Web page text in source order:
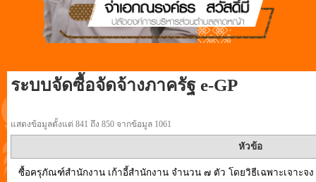
ระบบจัดซื้อจัดจ้างภาครัฐ e-GP
แสดงข้อมูลตั้งแต่ 841 ถึง 850 จากข้อมูล 1061
หัวข้อ
ซื้อครุภัณฑ์สำนักงาน เก้าอี้สำนักงาน จำนวน ๗ ตัว โดยวิธีเฉพาะเจาะจง